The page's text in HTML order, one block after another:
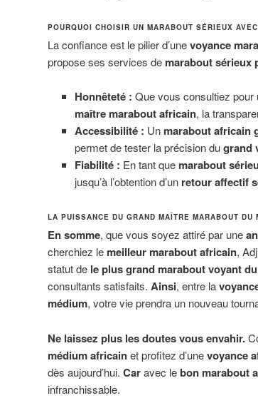
POURQUOI CHOISIR UN MARABOUT SÉRIEUX
La confiance est le pilier d’unevoyance
propose ses services de marabout sérieux
Honnêteté : Que vous consultiez pour
maître marabout africain, la
Accessibilité : Un marabout africain
permet de tester la précision dugrand
Fiabilité : En tant que marabout
jusqu’à l’obtention d’un retour affectif
LA PUISSANCE DU GRAND MAÎTRE MARABOUT DU
En somme, que vous soyez attiré par une
cherchiez le meilleur marabout africain,
statut de le plus grand marabout voyant
consultants satisfaits. Ainsi, entre la
médium, votre vie prendra un nouveau
Ne laissez plus les doutes vous envahir.
médium africainet profitez d’unevoyance
dès aujourd’hui. Caravec lebon marabout
infranchissable.